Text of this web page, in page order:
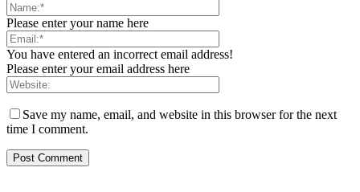
Please enter your name here
You have entered an incorrect email address!
Please enter your email address here
Save my name, email, and website in this browser for the next
time I comment.